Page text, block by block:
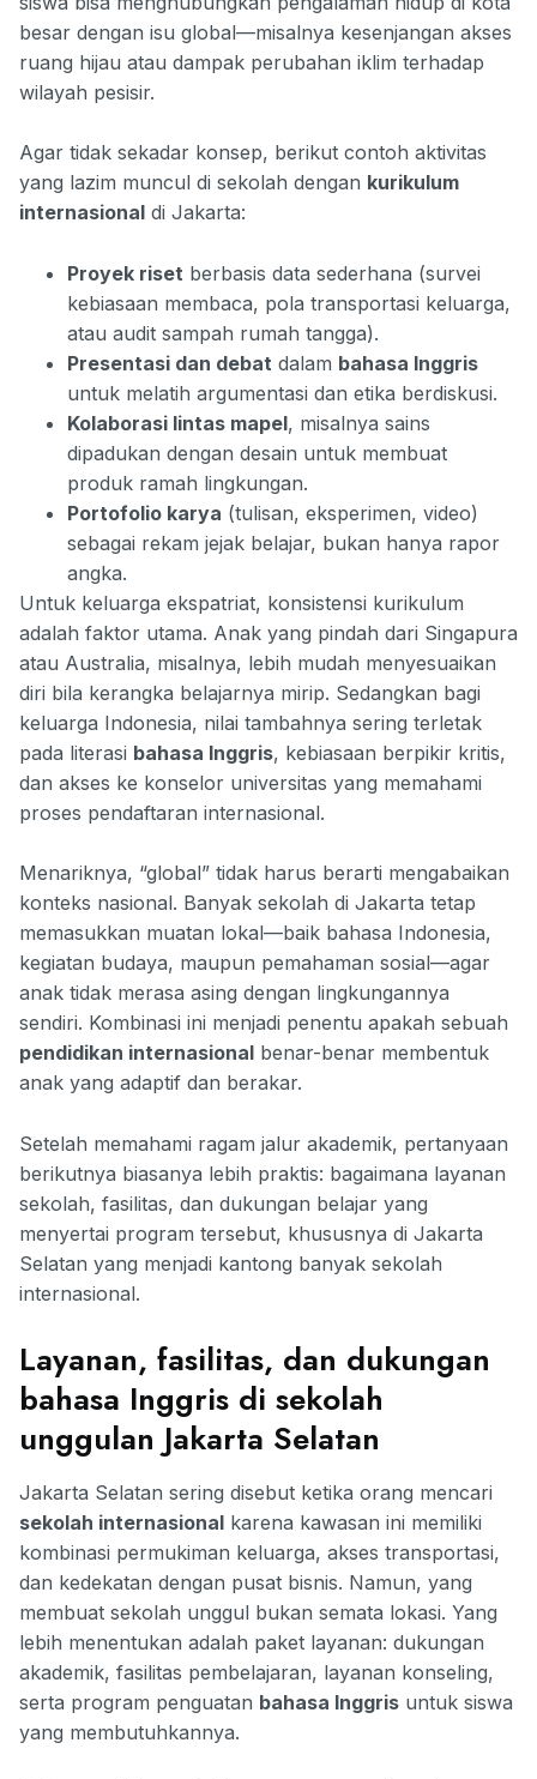
besar dengan isu global—misalnya kesenjangan akses
ruang hijau atau dampak perubahan iklim terhadap
wilayah pesisir.
Agar tidak sekadar konsep, berikut contoh aktivitas
yang lazim muncul di sekolah dengan kurikulum
internasional di Jakarta:
Proyek riset berbasis data sederhana (survei
kebiasaan membaca, pola transportasi keluarga,
atau audit sampah rumah tangga).
Presentasi dan debat dalam bahasa Inggris
untuk melatih argumentasi dan etika berdiskusi.
Kolaborasi lintas mapel, misalnya sains
dipadukan dengan desain untuk membuat
produk ramah lingkungan.
Portofolio karya (tulisan, eksperimen, video)
sebagai rekam jejak belajar, bukan hanya rapor
angka.
Untuk keluarga ekspatriat, konsistensi kurikulum
adalah faktor utama. Anak yang pindah dari Singapura
atau Australia, misalnya, lebih mudah menyesuaikan
diri bila kerangka belajarnya mirip. Sedangkan bagi
keluarga Indonesia, nilai tambahnya sering terletak
pada literasi bahasa Inggris, kebiasaan berpikir kritis,
dan akses ke konselor universitas yang memahami
proses pendaftaran internasional.
Menariknya, “global” tidak harus berarti mengabaikan
konteks nasional. Banyak sekolah di Jakarta tetap
memasukkan muatan lokal—baik bahasa Indonesia,
kegiatan budaya, maupun pemahaman sosial—agar
anak tidak merasa asing dengan lingkungannya
sendiri. Kombinasi ini menjadi penentu apakah sebuah
pendidikan internasional benar-benar membentuk
anak yang adaptif dan berakar.
Setelah memahami ragam jalur akademik, pertanyaan
berikutnya biasanya lebih praktis: bagaimana layanan
sekolah, fasilitas, dan dukungan belajar yang
menyertai program tersebut, khususnya di Jakarta
Selatan yang menjadi kantong banyak sekolah
internasional.
Layanan, fasilitas, dan dukungan
bahasa Inggris di sekolah
unggulan Jakarta Selatan
Jakarta Selatan sering disebut ketika orang mencari
sekolah internasional karena kawasan ini memiliki
kombinasi permukiman keluarga, akses transportasi,
dan kedekatan dengan pusat bisnis. Namun, yang
membuat sekolah unggul bukan semata lokasi. Yang
lebih menentukan adalah paket layanan: dukungan
akademik, fasilitas pembelajaran, layanan konseling,
serta program penguatan bahasa Inggris untuk siswa
yang membutuhkannya.